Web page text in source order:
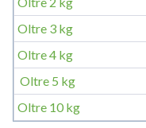
Oltre 3 kg
Oltre 4 kg
Oltre 5 kg
Oltre 10 kg